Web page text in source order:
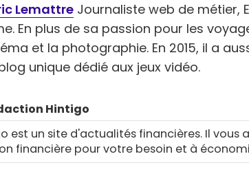
Lemattre Journaliste web de métier,
En plus de sa passion pour les
et la photographie. En 2015, il a
unique dédié aux jeux vidéo.
Hintigo
est un site d'actualités financières. Il vous
financière pour votre besoin et à